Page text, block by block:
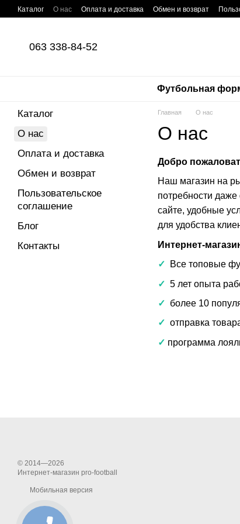
Перейти к основному контенту
Каталог О нас Оплата и доставка Обмен и возврат
063 338-84-52
Футбольная
Главная О нас
О нас
Добро
Наш магазин на
потребности
сайте, удобные
для удобства
Интернет-
✓
Все топовые
✓ 5 лет опыта
✓ более 10
✓ отправка
✓ программа
Каталог
О нас
Оплата и доставка
Обмен и возврат
Пользовательское
соглашение
Блог
Контакты
© 2014—2026
Интернет-магазин pro-football
Мобильная версия